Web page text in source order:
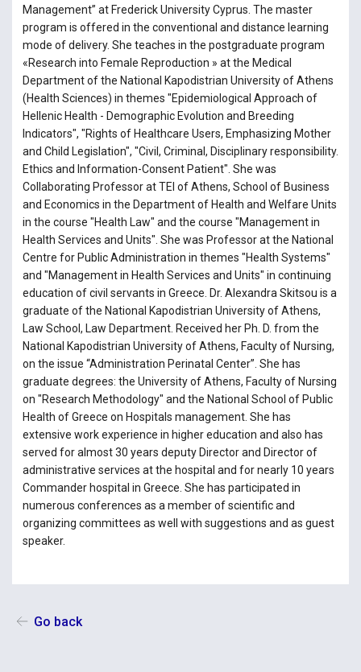
Management” at Frederick University Cyprus. The master
program is offered in the conventional and distance learning
mode of delivery. She teaches in the postgraduate program
«Research into Female Reproduction » at the Medical
Department of the National Kapodistrian University of Athens
(Health Sciences) in themes "Epidemiological Approach of
Hellenic Health - Demographic Evolution and Breeding
Indicators", "Rights of Healthcare Users, Emphasizing Mother
and Child Legislation", "Civil, Criminal, Disciplinary responsibility.
Ethics and Information-Consent Patient". She was
Collaborating Professor at TEI of Athens, School of Business
and Economics in the Department of Health and Welfare Units
in the course "Health Law" and the course "Management in
Health Services and Units". She was Professor at the National
Centre for Public Administration in themes "Health Systems"
and "Management in Health Services and Units" in continuing
education of civil servants in Greece. Dr. Alexandra Skitsou is a
graduate of the National Kapodistrian University of Athens,
Law School, Law Department. Received her Ph. D. from the
National Kapodistrian University of Athens, Faculty of Nursing,
on the issue “Administration Perinatal Center”. She has
graduate degrees: the University of Athens, Faculty of Nursing
on "Research Methodology" and the National School of Public
Health of Greece on Hospitals management. She has
extensive work experience in higher education and also has
served for almost 30 years deputy Director and Director of
administrative services at the hospital and for nearly 10 years
Commander hospital in Greece. She has participated in
numerous conferences as a member of scientific and
organizing committees as well with suggestions and as guest
speaker.
Go back